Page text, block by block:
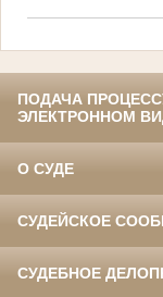
ПОДАЧА
ЭЛЕКТРОННОМ
О СУДЕ
СУДЕЙСКОЕ
СУДЕБНОЕ